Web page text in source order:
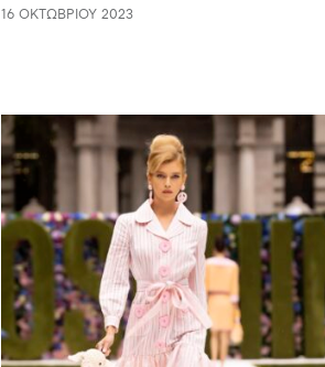
16 ΟΚΤΩΒΡΊΟΥ 2023